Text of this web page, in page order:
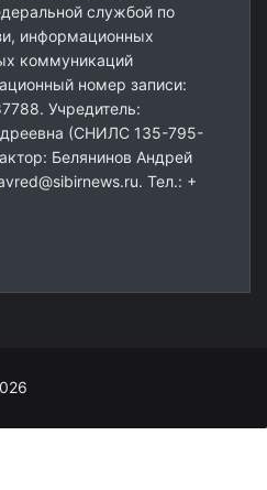
службой по
информационных
коммуникаций
номер записи:
Учредитель:
(СНИЛС 135-795-
Белянинов Андрей
Тел.: +